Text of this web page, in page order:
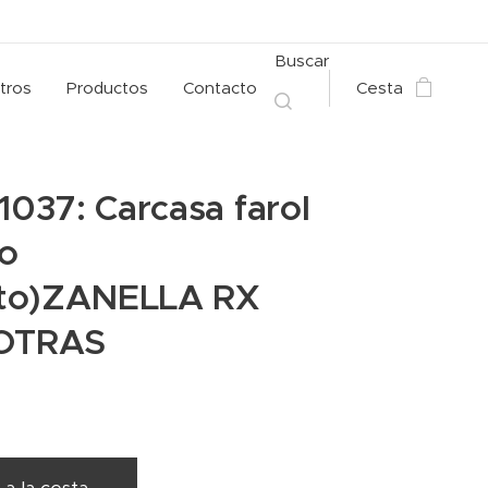
Productos Contacto
Buscar
Cesta
Carcasa farol
RX